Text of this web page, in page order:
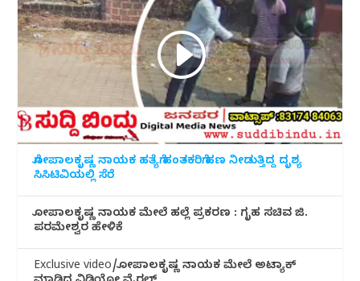
ಗೋಪಾಲಕೃಷ್ಣ ನಾಯಕ ಹತ್ಯೆಗೆ ಹಂತಕರಿಗೆ ಹಣ ನೀಡುತ್ತಿದ್ದ ದೃಶ್ಯ
ಸಿಸಿಟಿವಿಯಲ್ಲಿ ಸೆರೆ
ಗೋಪಾಲಕೃಷ್ಣ ನಾಯಕ ಮೇಲೆ ಹಲ್ಲೆ ಪ್ರಕರಣ : ಗೃಹ ಸಚಿವ ಜಿ.
ಪರಮೇಶ್ವರ ಹೇಳಿಕೆ
Exclusive video/ಗೋಪಾಲಕೃಷ್ಣ ನಾಯಕ ಮೇಲೆ ಅಟ್ಯಾಕ್